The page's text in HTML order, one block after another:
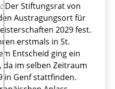
Der Stiftungsrat von
Austragungsort für
2029 fest.
erstmals in St.
Entscheid ging ein
im selben Zeitraum
in Genf stattfinden.